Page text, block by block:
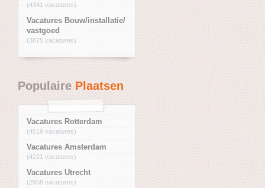
(4341 vacatures)
Vacatures Bouw/installatie/
vastgoed
(3875 vacatures)
PopulairePlaatsen
Vacatures Rotterdam
(4519 vacatures)
Vacatures Amsterdam
(4221 vacatures)
Vacatures Utrecht
(2958 vacatures)